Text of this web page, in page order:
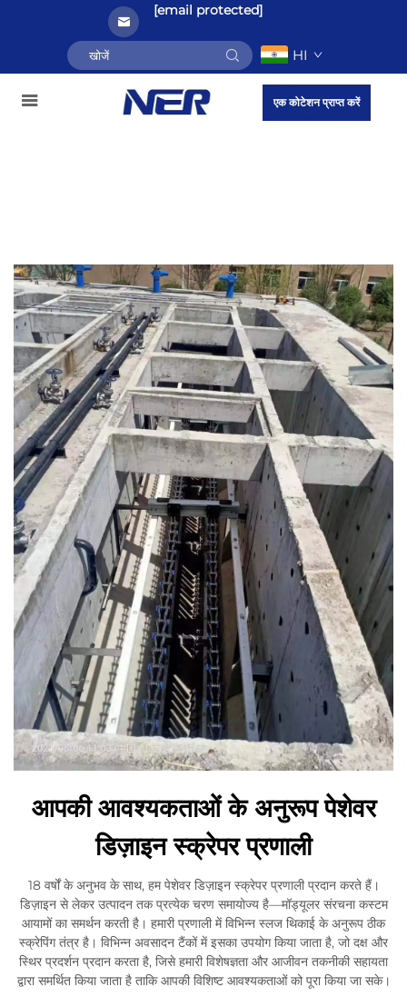
[email protected]
HI
एक कोटेशन प्राप्त करें
आपकी आवश्यकताओं के अनुरूप पेशेवर
डिज़ाइन स्क्रेपर प्रणाली
18 वर्षों के अनुभव के साथ, हम पेशेवर डिज़ाइन स्क्रेपर प्रणाली प्रदान करते हैं।
डिज़ाइन से लेकर उत्पादन तक प्रत्येक चरण समायोज्य है—मॉड्यूलर संरचना कस्टम
आयामों का समर्थन करती है। हमारी प्रणाली में विभिन्न स्लज थिकाई के अनुरूप ठीक
स्क्रेपिंग तंत्र है। विभिन्न अवसादन टैंकों में इसका उपयोग किया जाता है, जो दक्ष और
स्थिर प्रदर्शन प्रदान करता है, जिसे हमारी विशेषज्ञता और आजीवन तकनीकी सहायता
द्वारा समर्थित किया जाता है ताकि आपकी विशिष्ट आवश्यकताओं को पूरा किया जा सके।